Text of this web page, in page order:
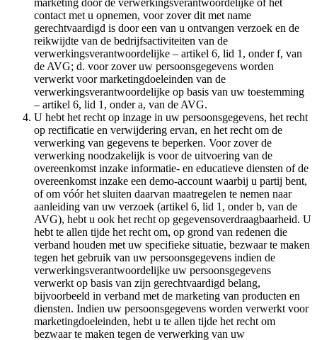
marketing door de verwerkingsverantwoordelijke of het
contact met u opnemen, voor zover dit met name
gerechtvaardigd is door een van u ontvangen verzoek en de
reikwijdte van de bedrijfsactiviteiten van de
verwerkingsverantwoordelijke – artikel 6, lid 1, onder f, van
de AVG; d. voor zover uw persoonsgegevens worden
verwerkt voor marketingdoeleinden van de
verwerkingsverantwoordelijke op basis van uw toestemming
– artikel 6, lid 1, onder a, van de AVG.
U hebt het recht op inzage in uw persoonsgegevens, het recht
op rectificatie en verwijdering ervan, en het recht om de
verwerking van gegevens te beperken. Voor zover de
verwerking noodzakelijk is voor de uitvoering van de
overeenkomst inzake informatie- en educatieve diensten of de
overeenkomst inzake een demo-account waarbij u partij bent,
of om vóór het sluiten daarvan maatregelen te nemen naar
aanleiding van uw verzoek (artikel 6, lid 1, onder b, van de
AVG), hebt u ook het recht op gegevensoverdraagbaarheid. U
hebt te allen tijde het recht om, op grond van redenen die
verband houden met uw specifieke situatie, bezwaar te maken
tegen het gebruik van uw persoonsgegevens indien de
verwerkingsverantwoordelijke uw persoonsgegevens
verwerkt op basis van zijn gerechtvaardigd belang,
bijvoorbeeld in verband met de marketing van producten en
diensten. Indien uw persoonsgegevens worden verwerkt voor
marketingdoeleinden, hebt u te allen tijde het recht om
bezwaar te maken tegen de verwerking van uw